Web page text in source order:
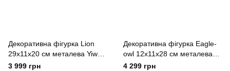
Декоративна фігурка Lion
29х11х20 см металева Yiwu
Сріблястий
3 999 грн
Декоративна фігурка Eagle-
owl 12х11х28 см металева
Yiwu Сріблястий
4 299 грн